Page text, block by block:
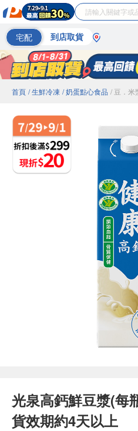
宅配 到店取貨
首頁 / 生鮮冷凍 / 奶蛋點心食品 / 豆．米
光泉高鈣鮮豆漿(每
貨效期約4天以上